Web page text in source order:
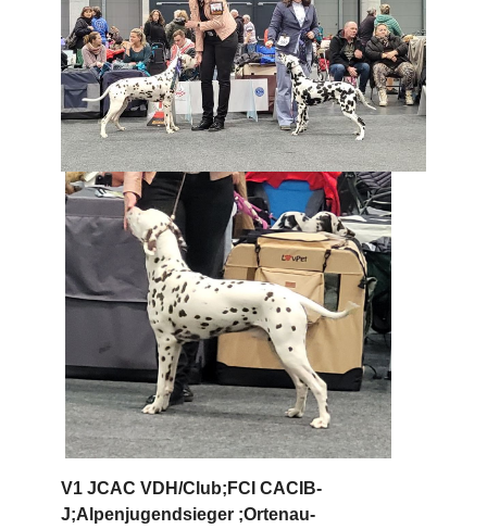
V1 JCAC VDH/Club;FCI CACIB-
J;Alpenjugendsieger ;Ortenau-